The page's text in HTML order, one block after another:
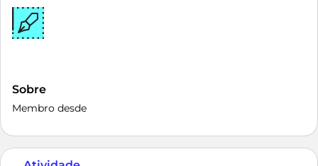
Sobre
Membro desde